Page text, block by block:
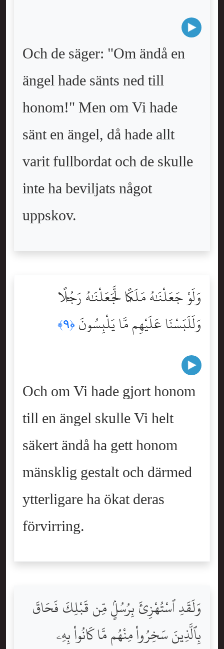
Och de säger: "Om ändå en
ängel hade sänts ned till
honom!" Men om Vi hade
sänt en ängel, då hade allt
varit fullbordat och de skulle
inte ha beviljats något
uppskov.
وَلَوْ جَعَلْنَٰهُ مَلَكًۭا لَّجَعَلْنَٰهُ رَجُلًۭا
وَلَلَبَسْنَا عَلَيْهِم مَّا يَلْبِسُونَ ﴿٩﴾
Och om Vi hade gjort honom
till en ängel skulle Vi helt
säkert ändå ha gett honom
mänsklig gestalt och därmed
ytterligare ha ökat deras
förvirring.
وَلَقَدِ ٱسْتُهْزِئَ بِرُسُلٍۢ مِّن قَبْلِكَ فَحَاقَ
بِٱلَّذِينَ سَخِرُواْ مِنْهُم مَّا كَانُواْ بِهِۦ